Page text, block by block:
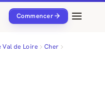
Commencer
Val de Loire
Cher